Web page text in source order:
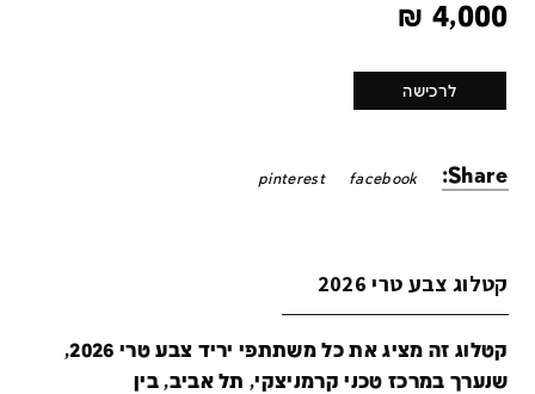
4,000
₪
לרכישה
Share:
facebook
pinterest
קטלוג צבע טרי 2026
קטלוג זה מציג את כל משתתפי יריד צבע טרי 2026,
שנערך במרכז טכני קרמניצקי, תל אביב, בין